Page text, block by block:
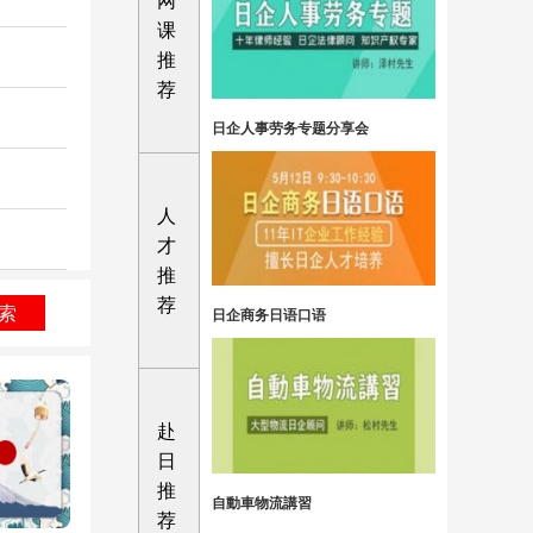
课
推
荐
人
才
推
荐
赴
日
推
荐
日企人事劳务专题分享会
日企商务日语口语
自動車物流講習